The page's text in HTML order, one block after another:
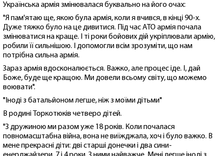
Українська армія змінювалася буквально на його очах:
"Я пам'ятаю ще, якою була армія, коли я вчився, в кінці 90-х.
Дуже тяжко було на це дивитися. Під час АТО армія почала
змінюватися на краще. І ті роки бойових дій укріплювали армію,
робили її сильнішою. І допомогли всім зрозуміти, що нам
потрібна сильна армія.
Зараз армія вдосконалюється. Важко, але процес іде. І, дай
Боже, буде ще кращою. Ми довели всьому світу, що можемо
воювати".
"Іноді з батальйоном легше, ніж з моїми дітьми"
В родині Торкотюків четверо дітей.
"З дружиною ми разом уже 18 років. Коли почалася
повномасштабна війна, вона не виїжджала, хоч і було важко. В
мене прекрасні діти: дві старші донечки і два сини-